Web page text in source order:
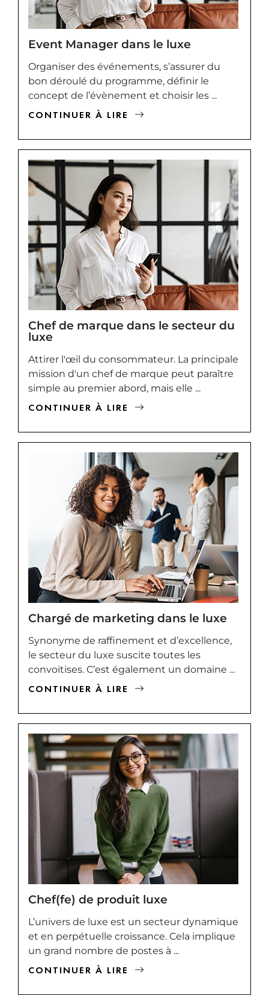
Event Manager dans le luxe
Organiser des événements, s’assurer du
bon déroulé du programme, définir le
concept de l’évènement et choisir les ...
CONTINUER À LIRE
Chef de marque dans le secteur du
luxe
Attirer l'œil du consommateur. La principale
mission d'un chef de marque peut paraître
simple au premier abord, mais elle ...
CONTINUER À LIRE
Chargé de marketing dans le luxe
Synonyme de raffinement et d’excellence,
le secteur du luxe suscite toutes les
convoitises. C’est également un domaine ...
CONTINUER À LIRE
Chef(fe) de produit luxe
L’univers de luxe est un secteur dynamique
et en perpétuelle croissance. Cela implique
un grand nombre de postes à ...
CONTINUER À LIRE